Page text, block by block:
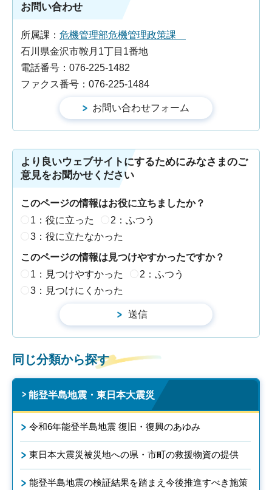
お問い合わせ
所属課： 危機管理部危機管理政策課
石川県金沢市鞍月1丁目1番地
電話番号：076-225-1482
ファクス番号：076-225-1484
より良いウェブサイトにするためにみなさまのご
意見をお聞かせください
このページの情報はお役に立ちましたか？
1：役に立った
2：ふつう
3：役に立たなかった
このページの情報は見つけやすかったですか？
1：見つけやすかった
2：ふつう
3：見つけにくかった
同じ分類から探す
能登半島地震・東日本大震災
令和6年能登半島地震 復旧・復興のあゆみ
東日本大震災被災地への県・市町の救援物資の提供
能登半島地震の検証結果を踏まえ今後推進すべき施策